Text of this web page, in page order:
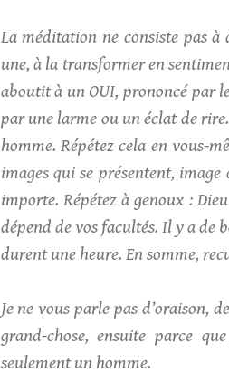
La méditation ne consiste pas
une, à la transformer en
aboutit à un OUI, prononcé par
par une larme ou un éclat de
homme. Répétez cela en vous-
images qui se présentent,
importe. Répétez à genoux :
dépend de vos facultés. Il y a de
durent une heure. En somme,
Je ne vous parle pas d’oraison,
grand-chose, ensuite parce
seulement un homme.